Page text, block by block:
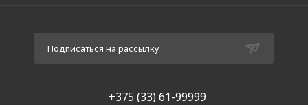
Подписаться на рассылку
+375 (33) 61-99999